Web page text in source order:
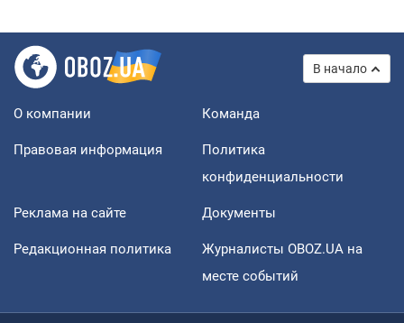
В начало
О компании Команда
Правовая информация
Политика
конфиденциальности
Реклама на сайте Документы
Редакционная политика
Журналисты OBOZ.UA на
месте событий